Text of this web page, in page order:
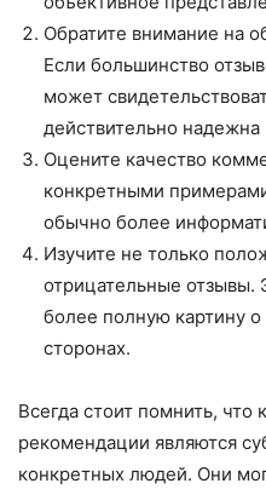
Обратите внимание на
Если большинство
может
действительно надежна
Оцените качество
конкретными
обычно более
Изучите не только
отрицательные отзывы.
более полную картину
сторонах.
Всегда стоит помнить, что
рекомендации являются
конкретных людей. Они